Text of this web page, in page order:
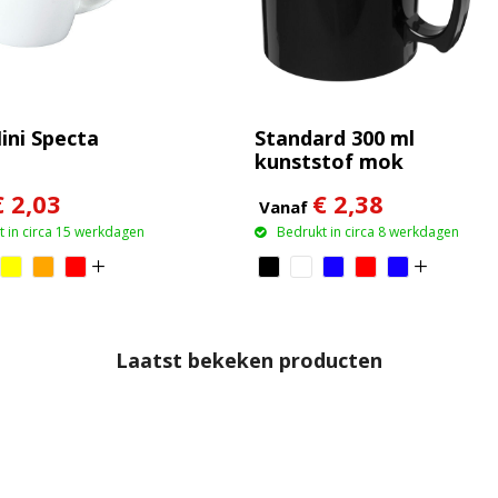
Specta
2,03
in circa 15 werkdagen
Standard 300 ml
kunststof mok
Vanaf € 2,38
Bedrukt in circa 8 werkdagen
Laatst bekeken producten